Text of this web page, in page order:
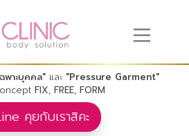
พาะบุคคล"และ "Pressure Garment"
FIX, FREE, FORM
คุยกับเราสิคะ